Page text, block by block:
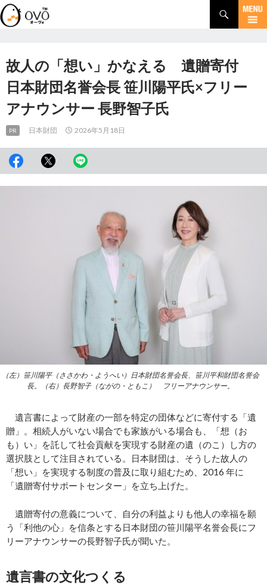
検
索
コ
動
故人の「想い」かなえる 遺贈寄付
日本財団名誉会長 笹川陽平氏×フリー
アナウンサー 長野智子氏
PR 日本財団 2026年5月18日
（左）笹川陽平（ささかわ・ようへい）日本財団名誉会長、笹川平和財団名誉会
長。（右）長野智子（ながの・ともこ） フリーアナウンサー。
遺言書によって財産の一部を特定の団体などに寄付する「遺
贈」。相続人がいない場合でも家族がいる場合も、「想（お
も）い」を託して社会貢献を実現する財産の遺（のこ）し方の
選択肢として注目されている。日本財団は、そうした故人の
「想い」を実現する制度の普及に取り組むため、2016 年に
「遺贈寄付サポートセンター」を立ち上げた。
遺贈寄付の意義について、自分の利益よりも他人の幸福を願
う「利他の心」を信条とする日本財団の笹川陽平名誉会長にフ
リーアナウンサーの長野智子氏が聞いた。
遺言書の文化つくる